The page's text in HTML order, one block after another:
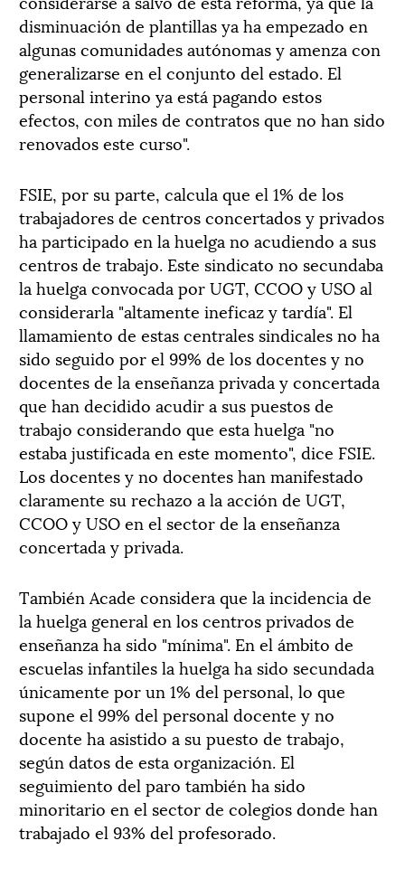
disminuación de plantillas ya ha empezado en
algunas comunidades autónomas y amenza con
generalizarse en el conjunto del estado. El
personal interino ya está pagando estos
efectos, con miles de contratos que no han sido
renovados este curso".
FSIE, por su parte, calcula que el 1% de los
trabajadores de centros concertados y privados
ha participado en la huelga no acudiendo a sus
centros de trabajo. Este sindicato no secundaba
la huelga convocada por UGT, CCOO y USO al
considerarla "altamente ineficaz y tardía". El
llamamiento de estas centrales sindicales no ha
sido seguido por el 99% de los docentes y no
docentes de la enseñanza privada y concertada
que han decidido acudir a sus puestos de
trabajo considerando que esta huelga "no
estaba justificada en este momento", dice FSIE.
Los docentes y no docentes han manifestado
claramente su rechazo a la acción de UGT,
CCOO y USO en el sector de la enseñanza
concertada y privada.
También Acade considera que la incidencia de
la huelga general en los centros privados de
enseñanza ha sido "mínima". En el ámbito de
escuelas infantiles la huelga ha sido secundada
únicamente por un 1% del personal, lo que
supone el 99% del personal docente y no
docente ha asistido a su puesto de trabajo,
según datos de esta organización. El
seguimiento del paro también ha sido
minoritario en el sector de colegios donde han
trabajado el 93% del profesorado.